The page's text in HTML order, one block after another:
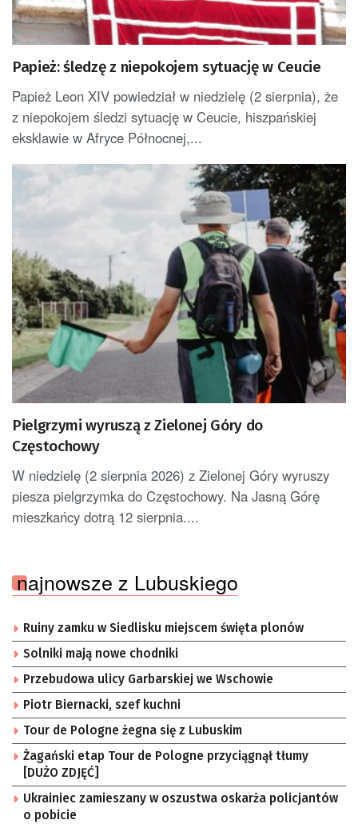
Papież: śledzę z niepokojem sytuację w Ceucie
Papież Leon XIV powiedział w niedzielę (2 sierpnia), że
z niepokojem śledzi sytuację w Ceucie, hiszpańskiej
eksklawie w Afryce Północnej,...
Pielgrzymi wyruszą z Zielonej Góry do
Częstochowy
W niedzielę (2 sierpnia 2026) z Zielonej Góry wyruszy
piesza pielgrzymka do Częstochowy. Na Jasną Górę
mieszkańcy dotrą 12 sierpnia....
najnowsze z Lubuskiego
Ruiny zamku w Siedlisku miejscem święta plonów
Solniki mają nowe chodniki
Przebudowa ulicy Garbarskiej we Wschowie
Piotr Biernacki, szef kuchni
Tour de Pologne żegna się z Lubuskim
Żagański etap Tour de Pologne przyciągnął tłumy
[DUŻO ZDJĘĆ]
Ukrainiec zamieszany w oszustwa oskarża policjantów
o pobicie